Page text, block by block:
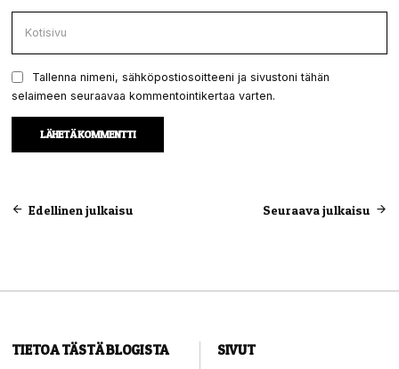
Tallenna nimeni, sähköpostiosoitteeni ja sivustoni tähän
selaimeen seuraavaa kommentointikertaa varten.
Artikkelien
Edellinen julkaisu Seuraava julkaisu
TIETOA TÄSTÄ BLOGISTA SIVUT